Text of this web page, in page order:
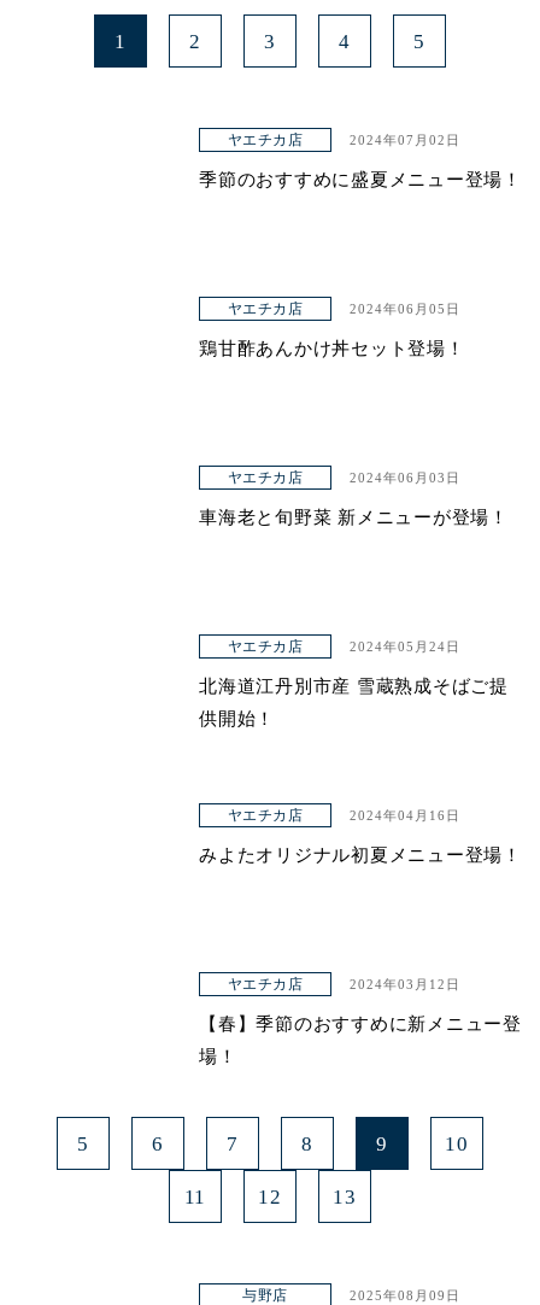
1 2 3 4 5
ヤエチカ店 2024年07月02日
季節のおすすめに盛夏メニュー登場！
ヤエチカ店 2024年06月05日
鶏甘酢あんかけ丼セット登場！
ヤエチカ店 2024年06月03日
車海老と旬野菜 新メニューが登場！
ヤエチカ店 2024年05月24日
北海道江丹別市産 雪蔵熟成そばご提
供開始！
ヤエチカ店 2024年04月16日
みよたオリジナル初夏メニュー登場！
ヤエチカ店 2024年03月12日
【春】季節のおすすめに新メニュー登
場！
5 6 7 8 9 10
11 12 13
与野店 2025年08月09日